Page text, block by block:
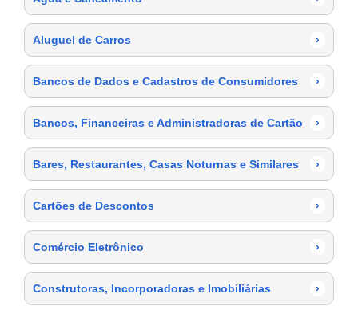
Aluguel de Carros ›
Bancos de Dados e Cadastros de Consumidores ›
Bancos, Financeiras e Administradoras de Cartão ›
Bares, Restaurantes, Casas Noturnas e Similares ›
Cartões de Descontos ›
Comércio Eletrônico ›
Construtoras, Incorporadoras e Imobiliárias ›